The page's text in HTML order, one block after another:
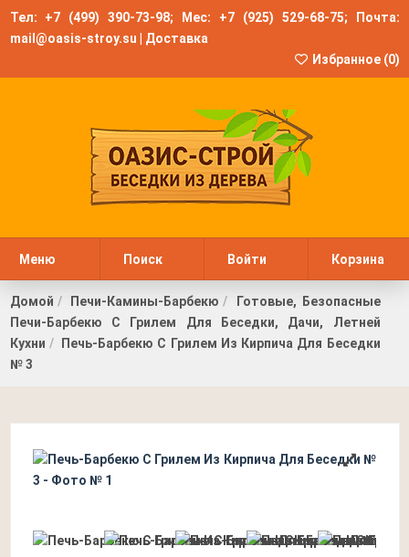
Тел: +7 (499) 390-73-98; Мес: +7 (925) 529-68-75; Почта:
mail@oasis-stroy.su
Доставка
Избранное (0)
Меню Поиск Войти Корзина
Домой Печи-Камины-Барбекю
Готовые, Безопасные
Печи-Барбекю С Грилем Для Беседки, Дачи, Летней
Кухни
Печь-Барбекю С Грилем Из Кирпича Для Беседки
№ 3